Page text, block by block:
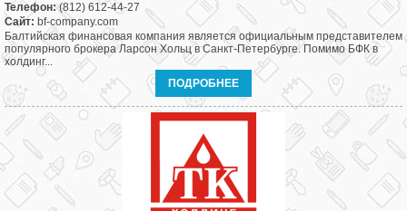
Телефон:(812) 612-44-27
Сайт: bf-company.com
Балтийская финансовая компания является официальным представителем
популярного брокера Ларсон Хольц в Санкт-Петербурге. Помимо БФК в
холдинг...
ПОДРОБНЕЕ